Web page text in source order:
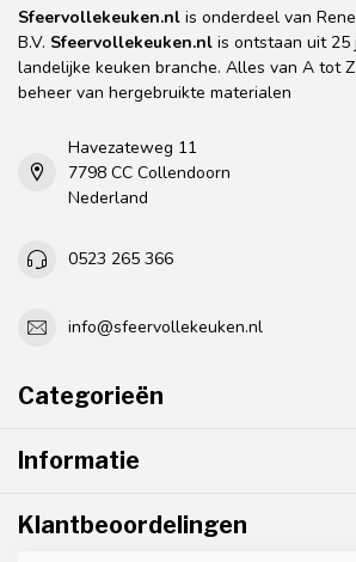
Sfeervollekeuken.nl is onderdeel van
B.V. Sfeervollekeuken.nl is ontstaan uit 25
landelijke keuken branche. Alles van A tot
beheer van hergebruikte materialen
Havezateweg 11
7798 CC Collendoorn
Nederland
0523 265 366
info@sfeervollekeuken.nl
Categorieën
Informatie
Klantbeoordelingen